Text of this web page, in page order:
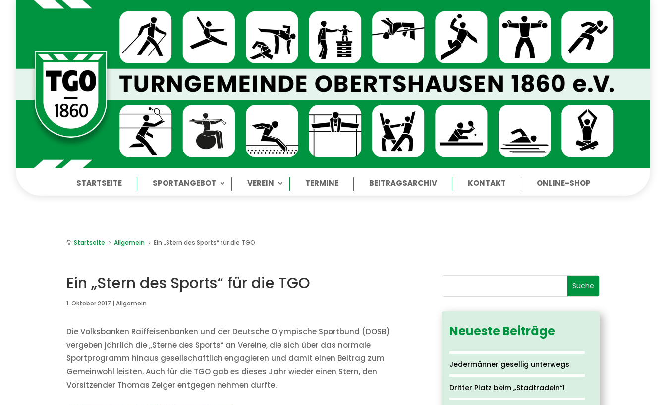
STARTSEITE SPORTANGEBOT VEREIN TERMINE BEITRAGSARCHIV KONTAKT ONLINE-SHOP
 Startseite 5 Allgemein 5 Ein „Stern des Sports“ für die TGO
Ein „Stern des Sports“ für die TGO
1. Oktober 2017 |Allgemein
Die Volksbanken Raiffeisenbanken und der Deutsche Olympische Sportbund (DOSB)
vergeben jährlich die „Sterne des Sports“ an Vereine, die sich über das normale
Sportprogramm hinaus gesellschaftlich engagieren und damit einen Beitrag zum
Gemeinwohl leisten. Auch für die TGO gab es dieses Jahr wieder einen Stern, den
Vorsitzender Thomas Zeiger entgegen nehmen durfte.
Neueste Beiträge
Jedermänner gesellig unterwegs
Dritter Platz beim „Stadtradeln“!